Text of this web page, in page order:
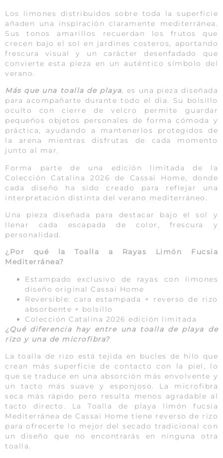
Los limones distribuidos sobre toda la superficie
añaden una inspiración claramente mediterránea.
Sus tonos amarillos recuerdan los frutos que
crecen bajo el sol en jardines costeros, aportando
frescura visual y un carácter desenfadado que
convierte esta pieza en un auténtico símbolo del
verano.
Más que una toalla de playa, es una pieza diseñada
para acompañarte durante todo el día. Su bolsillo
oculto con cierre de velcro permite guardar
pequeños objetos personales de forma cómoda y
práctica, ayudando a mantenerlos protegidos de
la arena mientras disfrutas de cada momento
junto al mar.
Forma parte de una edición limitada de la
Colección Catalina 2026 de Cassai Home, donde
cada diseño ha sido creado para reflejar una
interpretación distinta del verano mediterráneo.
Una pieza diseñada para destacar bajo el sol y
llenar cada escapada de color, frescura y
personalidad.
¿Por qué la Toalla a Rayas Limón Fucsia
Mediterránea?
Estampado exclusivo de rayas con limones
diseño original Cassai Home
Reversible: cara estampada + reverso de rizo
absorbente + bolsillo
Colección Catalina 2026 edición limitada
¿Qué diferencia hay entre una toalla de playa de
rizo y una de microfibra?
La toalla de rizo está tejida en bucles de hilo que
crean más superficie de contacto con la piel, lo
que se traduce en una absorción más envolvente y
un tacto más suave y esponjoso. La microfibra
seca más rápido pero resulta menos agradable al
tacto directo. La Toalla de playa limón fucsia
Mediterránea de Cassai Home tiene reverso de rizo
para ofrecerte lo mejor del secado tradicional con
un diseño que no encontrarás en ninguna otra
toalla.